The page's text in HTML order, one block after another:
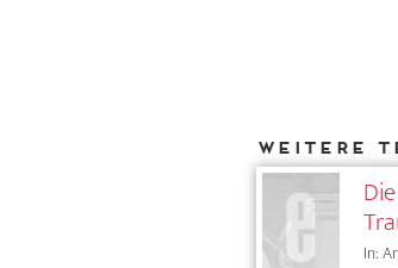
Weitere
In: